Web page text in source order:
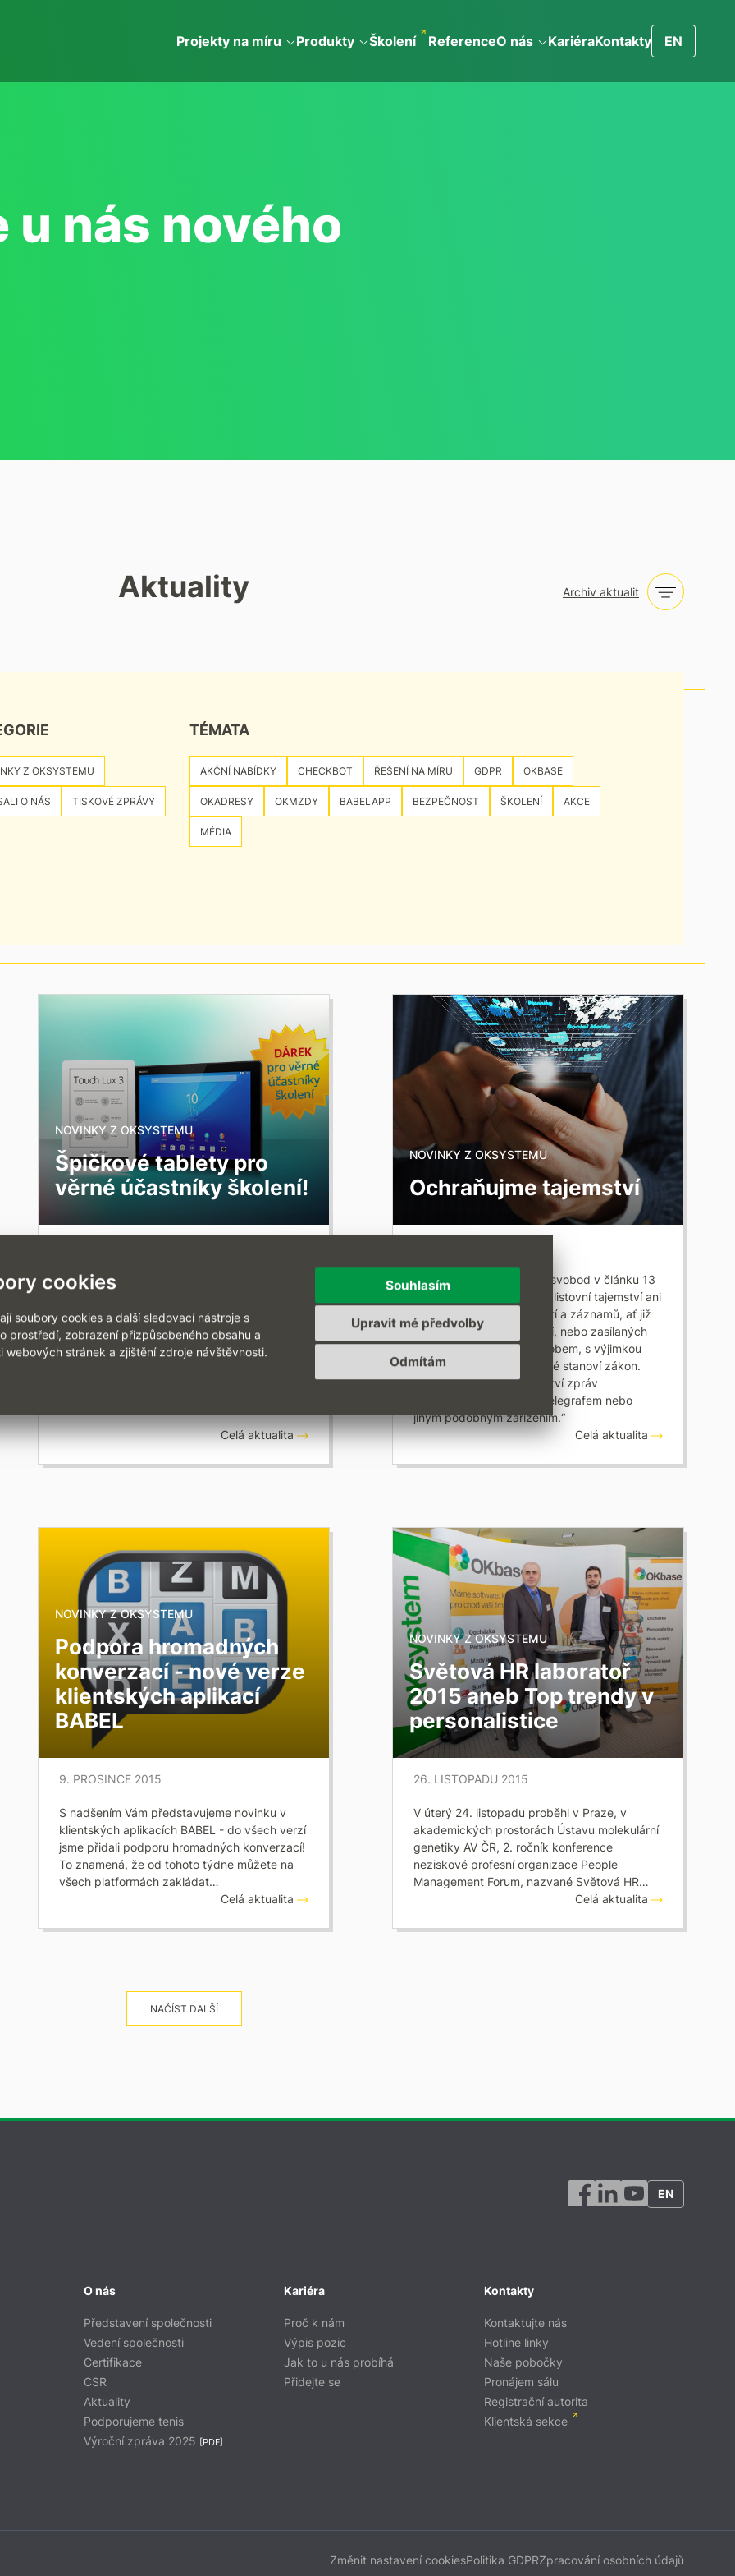
cookies
soubory cookies a další sledovací nástroje s
prostředí, zobrazení přizpůsobeného obsahu a
webových stránek a zjištění zdroje návštěvnosti.
Souhlasím
Odmítám
Upravit mé předvolby
Projekty na míru Produkty Školení ReferenceO nás KariéraKontakty EN
nás nového
Aktuality Archiv aktualit
Z OKSYSTEMU
O NÁS TISKOVÉ ZPRÁVY
TÉMATA
AKČNÍ NABÍDKY CHECKBOT ŘEŠENÍ NA MÍRU GDPR OKBASE
OKADRESY OKMZDY BABELAPP BEZPEČNOST ŠKOLENÍ AKCE
MÉDIA
NOVINKY Z OKSYSTEMU
Špičkové tablety pro
věrné účastníky školení!
Školicí centrum pro vás připravilo atraktivní
pětidenní školení v průběhu první poloviny
roku 2016. Účastníky dvou pětidenních
školení odměníme čtečkou PocketBook…
Celá aktualita
NOVINKY Z OKSYSTEMU
Ochraňujme tajemství
Listina základních práv a svobod v článku 13
říká: „Nikdo nesmí porušit listovní tajemství ani
tajemství jiných písemností a záznamů, ať již
uchovávaných v soukromí, nebo zasílaných
poštou anebo jiným způsobem, s výjimkou
případů a způsobem, které stanoví zákon.
Stejně se zaručuje tajemství zpráv
podávaných telefonem, telegrafem nebo
jiným podobným zařízením.“
Celá aktualita
NOVINKY Z OKSYSTEMU
Podpora hromadných
konverzací - nové verze
klientských aplikací
BABEL
9. PROSINCE 2015
S nadšením Vám představujeme novinku v
klientských aplikacích BABEL - do všech verzí
jsme přidali podporu hromadných konverzací!
To znamená, že od tohoto týdne můžete na
všech platformách zakládat…
Celá aktualita
NOVINKY Z OKSYSTEMU
Světová HR laboratoř
2015 aneb Top trendy v
personalistice
26. LISTOPADU 2015
V úterý 24. listopadu proběhl v Praze, v
akademických prostorách Ústavu molekulární
genetiky AV ČR, 2. ročník konference
neziskové profesní organizace People
Management Forum, nazvané Světová HR…
Celá aktualita
NAČÍST DALŠÍ
EN
O nás
Představení společnosti
Vedení společnosti
Certifikace
CSR
Aktuality
Podporujeme tenis
Výroční zpráva 2025 [PDF]
Kariéra
Proč k nám
Výpis pozic
Jak to u nás probíhá
Přidejte se
Kontakty
Kontaktujte nás
Hotline linky
Naše pobočky
Pronájem sálu
Registrační autorita
Klientská sekce
Změnit nastavení cookiesPolitika GDPRZpracování osobních údajů